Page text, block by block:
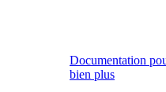
Documentation
bien plus